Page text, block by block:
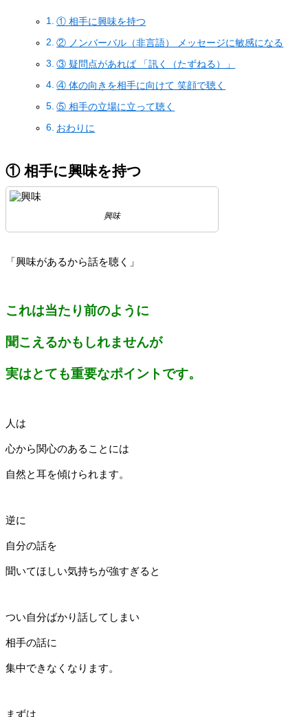
① 相手に興味を持つ
② ノンバーバル（非言語） メッセージに敏感になる
③ 疑問点があれば 「訊く（たずねる）」
④ 体の向きを相手に向けて 笑顔で聴く
⑤ 相手の立場に立って聴く
おわりに
① 相手に興味を持つ
興味
「興味があるから話を聴く」
これは当たり前のように
聞こえるかもしれませんが
実はとても重要なポイントです。
人は
心から関心のあることには
自然と耳を傾けられます。
逆に
自分の話を
聞いてほしい気持ちが強すぎると
つい自分ばかり話してしまい
相手の話に
集中できなくなります。
まずは